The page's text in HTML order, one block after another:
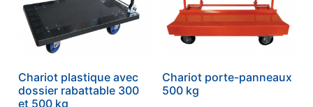
Chariot plastique avec
dossier rabattable 300
et 500 kg
Chariot porte-panneaux
500 kg